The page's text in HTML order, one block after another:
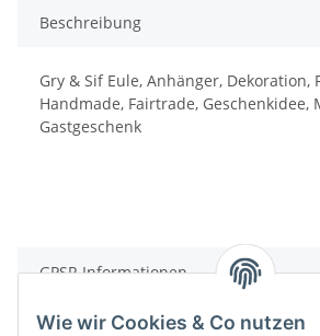
Wie wir Cookies & Co nutzen
Beschreibung
Gry & Sif Eule, Anhänger, Dekoration,
Handmade, Fairtrade, Geschenkidee,
Gastgeschenk
GPSR Informationen